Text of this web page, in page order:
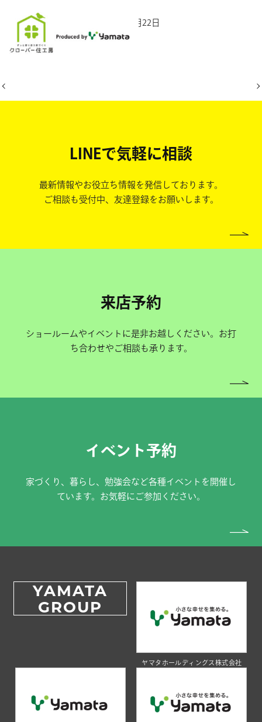
2025年12月22日
LINEで気軽に相談
最新情報やお役立ち情報を発信しております。
ご相談も受付中、友達登録をお願いします。
来店予約
ショールームやイベントに是非お越しください。お打
ち合わせやご相談も承ります。
イベント予約
家づくり、暮らし、勉強会など各種イベントを開催し
ています。お気軽にご参加ください。
YAMATA
GROUP
ヤマタホールディングス株式会社